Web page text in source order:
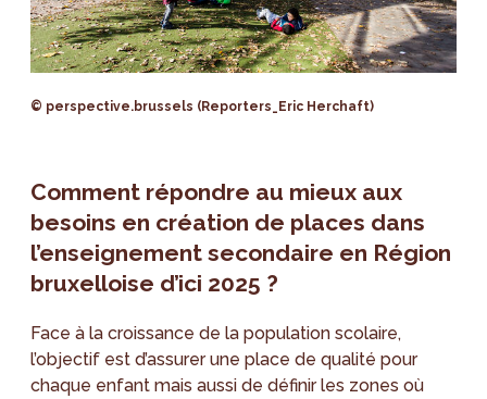
© perspective.brussels (Reporters_Eric Herchaft)
Comment répondre au mieux aux
besoins en création de places dans
l’enseignement secondaire en Région
bruxelloise d’ici 2025 ?
Face à la croissance de la population scolaire,
l’objectif est d’assurer une place de qualité pour
chaque enfant mais aussi de définir les zones où